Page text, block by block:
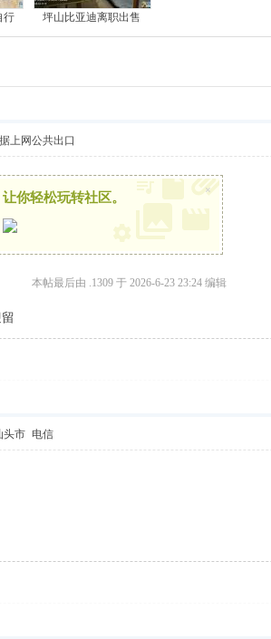
行 坪山比亚迪离职出售
上网公共出口
你轻松玩转社区。 ×
本帖最后由 .1309 于 2026-6-23 23:24 编辑
头市 电信